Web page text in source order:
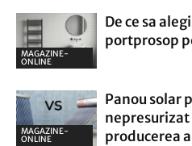
MAGAZINE-
ONLINE
De ce sa
portprosop
MAGAZINE-
ONLINE
Panou solar
producerea